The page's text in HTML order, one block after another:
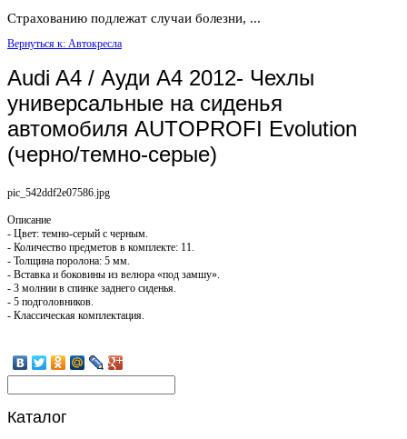
Страхованию подлежат случаи болезни, ...
Вернуться к: Автокресла
Audi A4 / Ауди А4 2012- Чехлы
универсальные на сиденья
автомобиля AUTOPROFI Evolution
(черно/темно-серые)
pic_542ddf2e07586.jpg
Описание
- Цвет: темно-серый с черным.
- Количество предметов в комплекте: 11.
- Толщина поролона: 5 мм.
- Вставка и боковины из велюра «под замшу».
- 3 молнии в спинке заднего сиденья.
- 5 подголовников.
- Классическая комплектация.
Каталог